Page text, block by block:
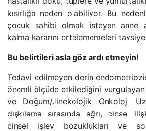
kısırlığa neden olabiliyor. Bu
çocuk sahibi olmak isteyen anne
kalma kararını ertelememeleri
Bu belirtileri asla göz ardı etmeyin!
Tedavi edilmeyen derin
önemli ölçüde etkilediğini vurgulayan
ve Doğum/Jinekolojik Onkoloji
dışkılama sırasında ağrı, cinsel
cinsel işlev bozuklukları ve